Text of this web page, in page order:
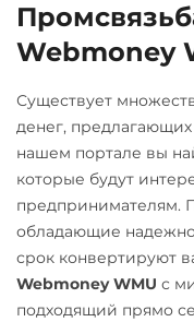
Webmoney
Существует
денег,
нашем портале вы
которые будут
предпринимателям.
обладающие
срок конвертируют
Webmoney WMU с
подходящий прямо